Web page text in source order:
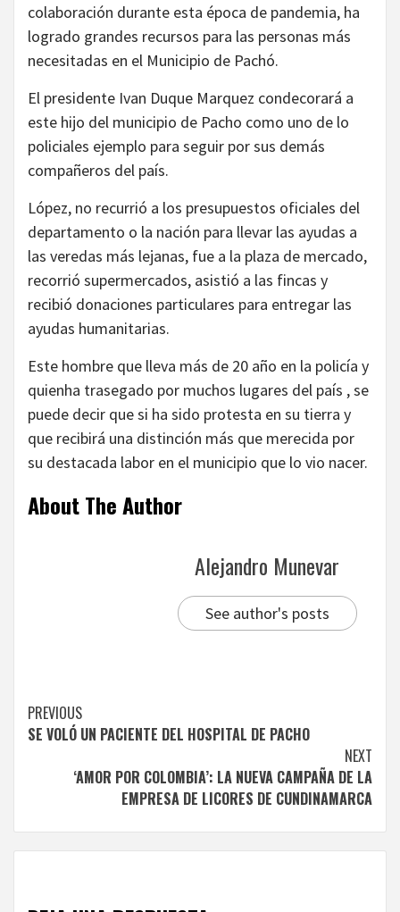
colaboración durante esta época de pandemia, ha
logrado grandes recursos para las personas más
necesitadas en el Municipio de Pachó.
El presidente Ivan Duque Marquez condecorará a
este hijo del municipio de Pacho como uno de lo
policiales ejemplo para seguir por sus demás
compañeros del país.
López, no recurrió a los presupuestos oficiales del
departamento o la nación para llevar las ayudas a
las veredas más lejanas, fue a la plaza de mercado,
recorrió supermercados, asistió a las fincas y
recibió donaciones particulares para entregar las
ayudas humanitarias.
Este hombre que lleva más de 20 año en la policía y
quienha trasegado por muchos lugares del país , se
puede decir que si ha sido protesta en su tierra y
que recibirá una distinción más que merecida por
su destacada labor en el municipio que lo vio nacer.
About The Author
Alejandro Munevar
See author's posts
Continue
Reading
PREVIOUS
SE VOLÓ UN PACIENTE DEL HOSPITAL DE PACHO
NEXT
‘AMOR POR COLOMBIA’: LA NUEVA CAMPAÑA DE LA
EMPRESA DE LICORES DE CUNDINAMARCA